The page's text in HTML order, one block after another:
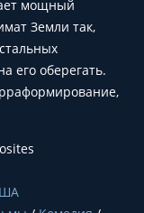
мощный
Земли так,
его оберегать.